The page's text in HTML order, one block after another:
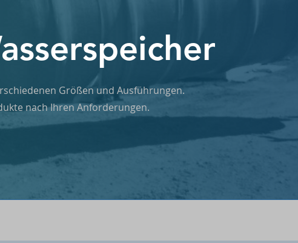
Größen und Ausführungen.
nach Ihren Anforderungen.